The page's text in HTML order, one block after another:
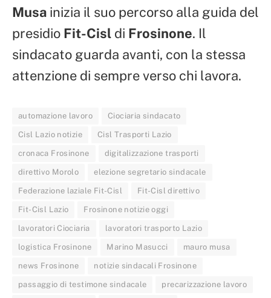
Musa inizia il suo percorso alla guida del
presidio Fit-Cisl di Frosinone. Il
sindacato guarda avanti, con la stessa
attenzione di sempre verso chi lavora.
automazione lavoro Ciociaria sindacato
Cisl Lazio notizie Cisl Trasporti Lazio
cronaca Frosinone digitalizzazione trasporti
direttivo Morolo elezione segretario sindacale
Federazione laziale Fit-Cisl Fit-Cisl direttivo
Fit-Cisl Lazio Frosinone notizie oggi
lavoratori Ciociaria lavoratori trasporto Lazio
logistica Frosinone Marino Masucci mauro musa
news Frosinone notizie sindacali Frosinone
passaggio di testimone sindacale precarizzazione lavoro